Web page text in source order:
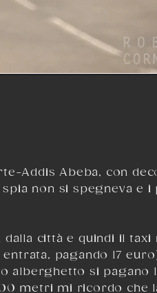
Addis Abeba, con
non si spegneva e i
città e quindi il taxi
pagando 17
alberghetto si pagano
metri mi ricordo che